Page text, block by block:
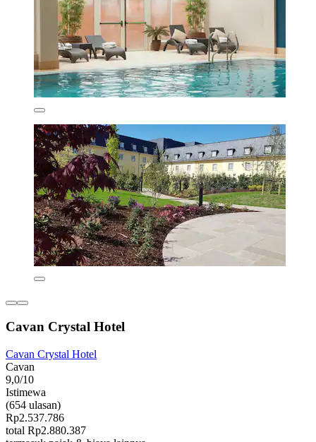
Cavan Crystal Hotel
Cavan Crystal Hotel
Cavan
9,0/10
Istimewa
(654 ulasan)
Rp2.537.786
total Rp2.880.387